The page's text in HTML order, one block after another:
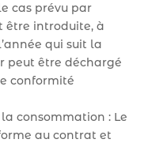
cas prévu par
être introduite, à
qui suit la
peut être déchargé
conformité
la consommation : Le
au contrat et